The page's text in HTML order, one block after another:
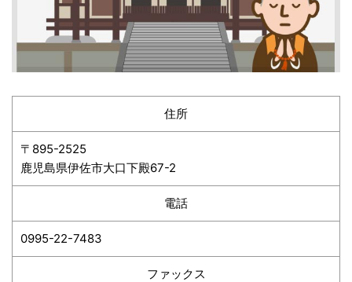
住所
〒895-2525
鹿児島県伊佐市大口下殿67-2
電話
0995-22-7483
ファックス